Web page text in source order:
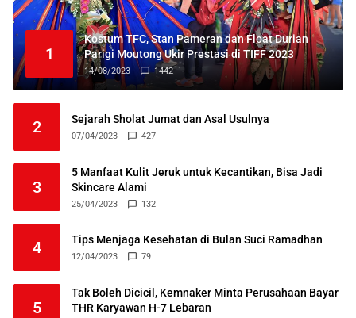
1
Kostum TFC, Stan Pameran dan Float Durian
Parigi Moutong Ukir Prestasi di TIFF 2023
14/08/2023 1442
2 Sejarah Sholat Jumat dan Asal Usulnya
07/04/2023 427
3
5 Manfaat Kulit Jeruk untuk Kecantikan, Bisa Jadi
Skincare Alami
25/04/2023 132
4 Tips Menjaga Kesehatan di Bulan Suci Ramadhan
12/04/2023 79
5
Tak Boleh Dicicil, Kemnaker Minta Perusahaan Bayar
THR Karyawan H-7 Lebaran